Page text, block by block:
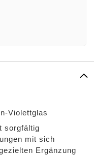
sorgfältig
mit sich
Ergänzung